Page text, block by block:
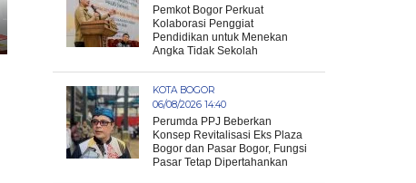
Pemkot Bogor Perkuat
Kolaborasi Penggiat
Pendidikan untuk Menekan
Angka Tidak Sekolah
KOTA BOGOR
06/08/2026 14:40
Perumda PPJ Beberkan
Konsep Revitalisasi Eks Plaza
Bogor dan Pasar Bogor, Fungsi
Pasar Tetap Dipertahankan